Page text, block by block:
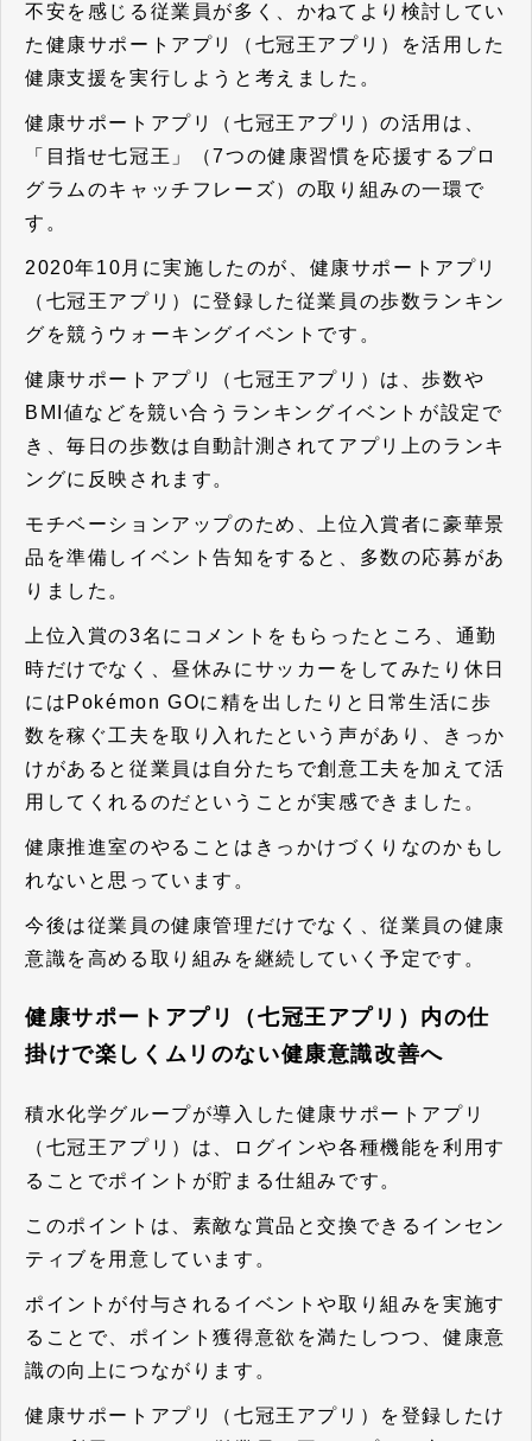
不安を感じる従業員が多く、かねてより検討してい
た 健康サポートアプリ（七冠王アプリ）を活用した
健康支援を実行しよう と考えました。
健康サポートアプリ（七冠王アプリ）の活用は、
「目指せ七冠王」（7つの健康習慣を応援するプロ
グラムのキャッチフレーズ）の取り組みの一環で
す。
2020年10月に実施したのが、健康サポートアプリ
（七冠王アプリ）に登録した従業員の歩数ランキン
グを競うウォーキングイベントです。
健康サポートアプリ（七冠王アプリ）は、歩数や
BMI値などを競い合うランキングイベントが設定で
き、毎日の歩数は自動計測されてアプリ上のランキ
ングに反映されます。
モチベーションアップのため、上位入賞者に豪華景
品を準備しイベント告知をすると、多数の応募があ
りました。
上位入賞の3名にコメントをもらったところ、通勤
時だけでなく、昼休みにサッカーをしてみたり休日
にはPokémon GOに精を出したりと日常生活に歩
数を稼ぐ工夫を取り入れたという声があり、
きっか
けがあると従業員は自分たちで創意工夫を加えて活
用してくれる のだということが実感できました。
健康推進室のやることはきっかけづくりなのかもし
れないと思っています。
今後は従業員の健康管理だけでなく、従業員の健康
意識を高める取り組みを継続していく予定です。
健康サポートアプリ（七冠王アプリ）内の仕
掛けで楽しくムリのない健康意識改善へ
積水化学グループが導入した健康サポートアプリ
（七冠王アプリ）は、ログインや各種機能を利用す
ることでポイントが貯まる仕組みです。
このポイントは、素敵な賞品と交換できるインセン
ティブを用意しています。
ポイントが付与されるイベントや取り組みを実施す
ることで、ポイント獲得意欲を満たしつつ、健康意
識の向上につながります。
健康サポートアプリ（七冠王アプリ）を登録したけ